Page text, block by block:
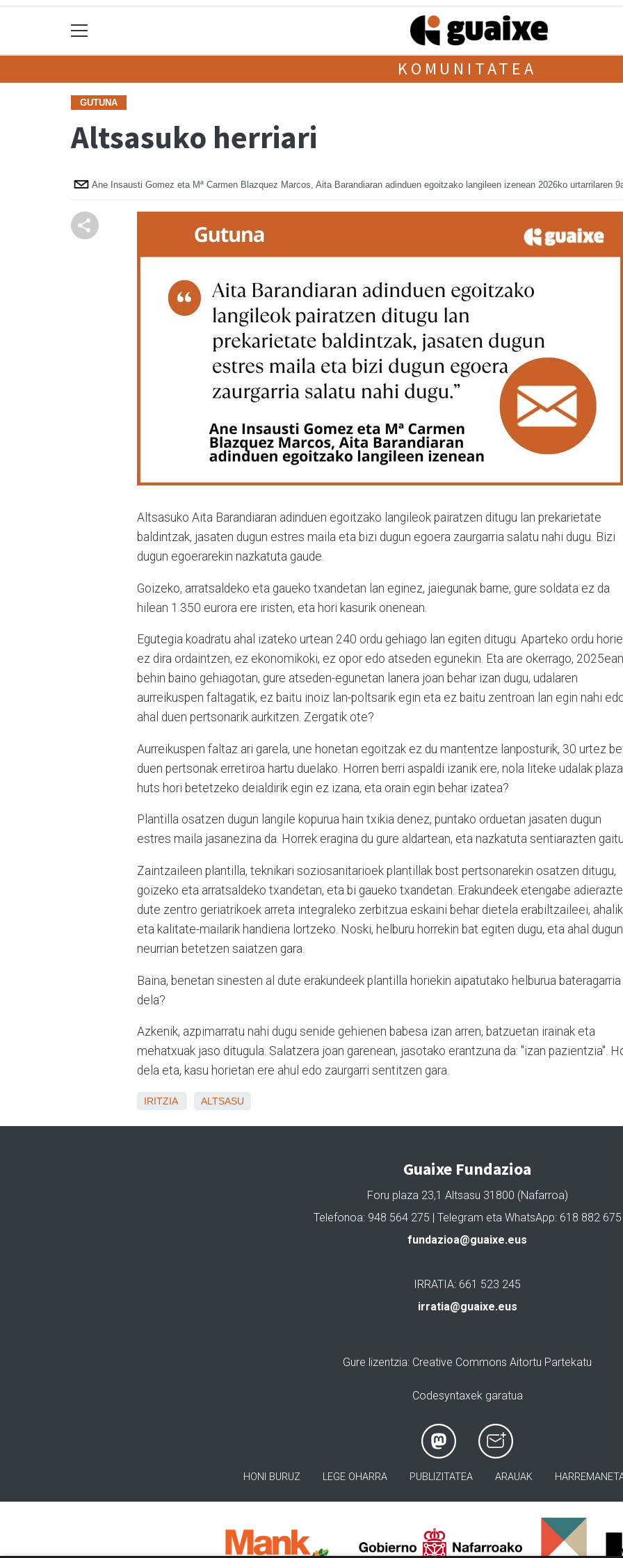
KOMUNITATEA
GUTUNA
Altsasuko herriari
Ane Insausti Gomez eta Mª Carmen Blazquez Marcos, Aita Barandiaran adinduen egoitzako langileen izenean 2026ko urtarrilaren
Altsasuko Aita Barandiaran adinduen egoitzako langileok pairatzen ditugu lan prekarietate
baldintzak, jasaten dugun estres maila eta bizi dugun egoera zaurgarria salatu nahi dugu. Bizi
dugun egoerarekin nazkatuta gaude.
Goizeko, arratsaldeko eta gaueko txandetan lan eginez, jaiegunak barne, gure soldata ez da
hilean 1.350 eurora ere iristen, eta hori kasurik onenean.
Egutegia koadratu ahal izateko urtean 240 ordu gehiago lan egiten ditugu. Aparteko ordu
ez dira ordaintzen, ez ekonomikoki, ez opor edo atseden egunekin. Eta are okerrago,
behin baino gehiagotan, gure atseden-egunetan lanera joan behar izan dugu, udalaren
aurreikuspen faltagatik, ez baitu inoiz lan-poltsarik egin eta ez baitu zentroan lan egin nahi
ahal duen pertsonarik aurkitzen. Zergatik ote?
Aurreikuspen faltaz ari garela, une honetan egoitzak ez du mantentze lanposturik, 30 urtez
duen pertsonak erretiroa hartu duelako. Horren berri aspaldi izanik ere, nola liteke udalak plaza
huts hori betetzeko deialdirik egin ez izana, eta orain egin behar izatea?
Plantilla osatzen dugun langile kopurua hain txikia denez, puntako orduetan jasaten dugun
estres maila jasanezina da. Horrek eragina du gure aldartean, eta nazkatuta sentiarazten
Zaintzaileen plantilla, teknikari soziosanitarioek plantillak bost pertsonarekin osatzen ditugu,
goizeko eta arratsaldeko txandetan, eta bi gaueko txandetan. Erakundeek etengabe
dute zentro geriatrikoek arreta integraleko zerbitzua eskaini behar dietela erabiltzaileei, ahalik
eta kalitate-mailarik handiena lortzeko. Noski, helburu horrekin bat egiten dugu, eta ahal dugun
neurrian betetzen saiatzen gara.
Baina, benetan sinesten al dute erakundeek plantilla horiekin aipatutako helburua bateragarria
dela?
Azkenik, azpimarratu nahi dugu senide gehienen babesa izan arren, batzuetan irainak eta
mehatxuak jaso ditugula. Salatzera joan garenean, jasotako erantzuna da: "izan pazientzia".
dela eta, kasu horietan ere ahul edo zaurgarri sentitzen gara.
IRITZIA ALTSASU
Guaixe Fundazioa
Foru plaza 23,1 Altsasu 31800 (Nafarroa)
Telefonoa: 948 564 275 | Telegram eta WhatsApp: 618 882 675
fundazioa@guaixe.eus
IRRATIA: 661 523 245
irratia@guaixe.eus
Gure lizentzia: Creative Commons Aitortu Partekatu
Codesyntaxek garatua
HONI BURUZ LEGE OHARRA PUBLIZITATEA ARAUAK